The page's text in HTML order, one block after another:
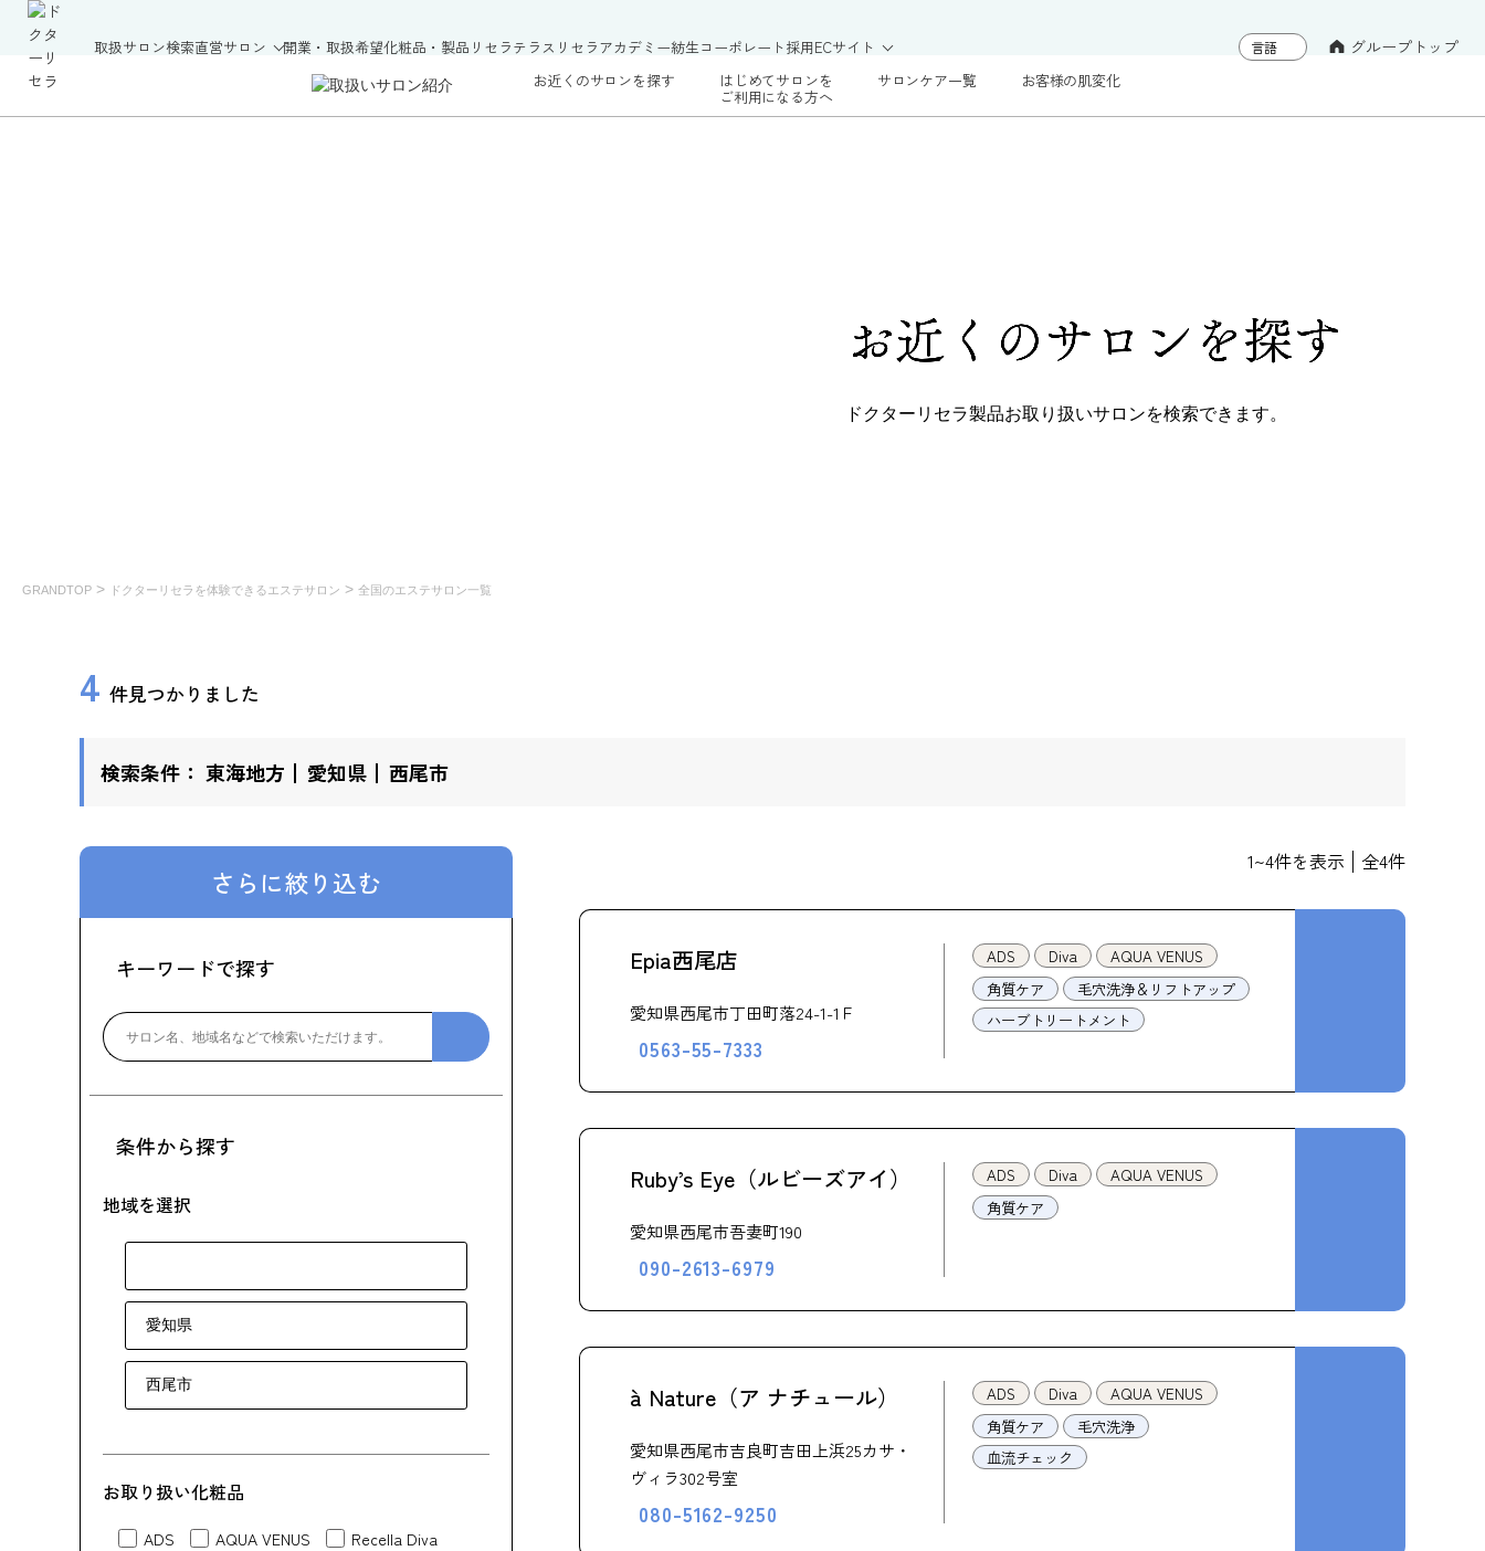
取扱サロン検索直営サロン 開業・取扱希望化粧品・製品 リセラテラス リセラアカデミー紡生コーポレート採用ECサイト グループトップ
お近くのサロンを探す はじめてサロンを
ご利用になる方へ
サロンケア一覧 お客様の肌変化
お近くの サロンを探す
ドクターリセラ製品お取り扱いサロンを検索できます。
GRANDTOP > ドクターリセラを体験できるエステサロン > 全国のエステサロン一覧
4 件見つかりました
検索条件： 東海地方 愛知県 西尾市
さらに絞り込む
キーワードで探す
条件から探す
地域を選択
お取り扱い化粧品
ADS AQUA VENUS Recella Diva
1~4件を表示 全4件
Epia西尾店
愛知県西尾市丁田町落24-1-1Ｆ
0563-55-7333
ADS Diva
AQUA VENUS
角質ケア
毛穴洗浄＆リフトアップ
ハーブトリートメント
Ruby’s Eye（ルビーズアイ）
愛知県西尾市吾妻町190
090-2613-6979
ADS Diva
AQUA VENUS
角質ケア
à Nature（ア ナチュール）
愛知県西尾市吉良町吉田上浜25カサ・
ヴィラ302号室
080-5162-9250
ADS Diva
AQUA VENUS
角質ケア
毛穴洗浄
血流チェック